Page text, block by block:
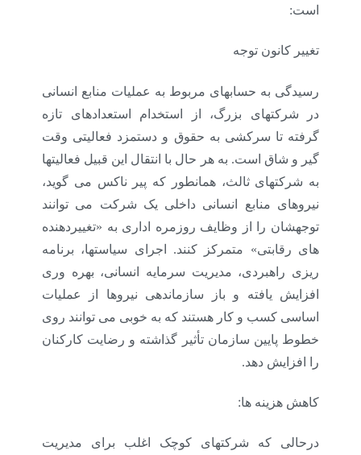
است:
تغییر کانون توجه
رسیدگی به حسابهای مربوط به عملیات منابع انسانی
در شرکتهای بزرگ، از استخدام استعدادهای تازه
گرفته تا سرکشی به حقوق و دستمزد فعالیتی وقت
گیر و شاق است. به هر حال با انتقال این قبیل فعالیتها
به شرکتهای ثالث، همانطور که پیر ناکس می گوید،
نیروهای منابع انسانی داخلی یک شرکت می توانند
توجهشان را از وظایف روزمره اداری به «تغییردهنده
های رقابتی» متمرکز کنند. اجرای سیاستها، برنامه
ریزی راهبردی، مدیریت سرمایه انسانی، بهره وری
افزایش یافته و باز سازماندهی نیروها از عملیات
اساسی کسب و کار هستند که به خوبی می توانند روی
خطوط پایین سازمان تأثیر گذاشته و رضایت کارکنان
را افزایش دهد.
کاهش هزینه ها:
درحالی که شرکتهای کوچک اغلب برای مدیریت